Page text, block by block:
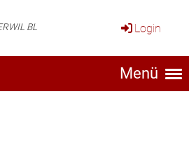
BL Login
Menü